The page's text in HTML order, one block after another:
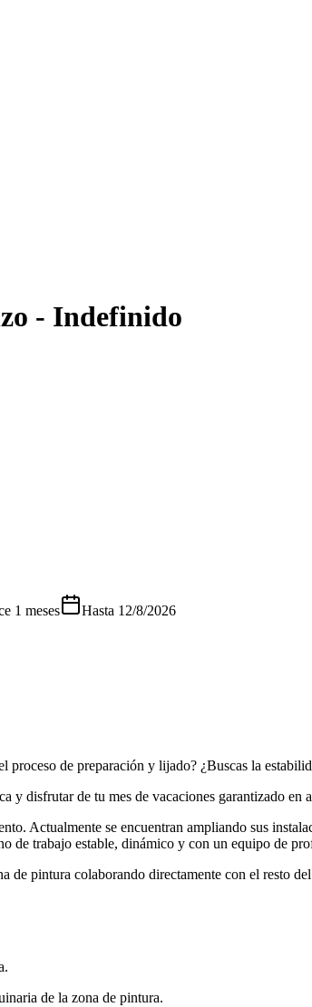
- Indefinido
1 meses Hasta 12/8/2026
proceso de preparación y lijado? ¿Buscas la
y disfrutar de tu mes de vacaciones garantizado en
Actualmente se encuentran ampliando sus
de trabajo estable, dinámico y con un equipo de
de pintura colaborando directamente con el resto
de la zona de pintura.